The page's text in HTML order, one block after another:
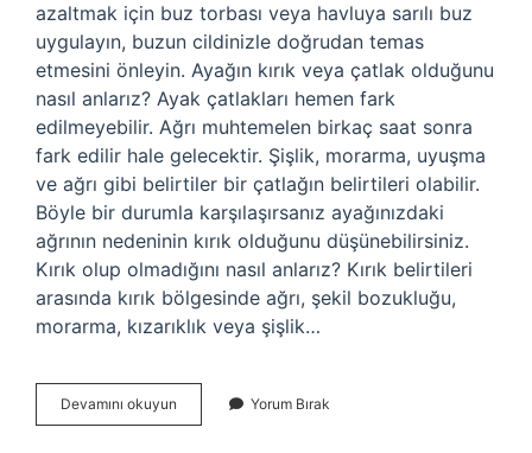
azaltmak için buz torbası veya havluya sarılı buz
uygulayın, buzun cildinizle doğrudan temas
etmesini önleyin. Ayağın kırık veya çatlak olduğunu
nasıl anlarız? Ayak çatlakları hemen fark
edilmeyebilir. Ağrı muhtemelen birkaç saat sonra
fark edilir hale gelecektir. Şişlik, morarma, uyuşma
ve ağrı gibi belirtiler bir çatlağın belirtileri olabilir.
Böyle bir durumla karşılaşırsanız ayağınızdaki
ağrının nedeninin kırık olduğunu düşünebilirsiniz.
Kırık olup olmadığını nasıl anlarız? Kırık belirtileri
arasında kırık bölgesinde ağrı, şekil bozukluğu,
morarma, kızarıklık veya şişlik…
Devamını okuyun
Kırık
Yorum Bırak